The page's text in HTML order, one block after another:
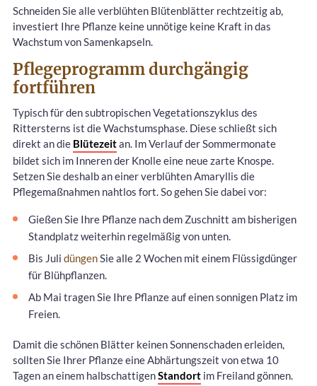
Schneiden Sie alle verblühten Blütenblätter rechtzeitig ab,
investiert Ihre Pflanze keine unnötige keine Kraft in das
Wachstum von Samenkapseln.
Pflegeprogramm durchgängig
fortführen
Typisch für den subtropischen Vegetationszyklus des
Rittersterns ist die Wachstumsphase. Diese schließt sich
direkt an die Blütezeitan. Im Verlauf der Sommermonate
bildet sich im Inneren der Knolle eine neue zarte Knospe.
Setzen Sie deshalb an einer verblühten Amaryllis die
Pflegemaßnahmen nahtlos fort. So gehen Sie dabei vor:
Gießen Sie Ihre Pflanze nach dem Zuschnitt am bisherigen
Standplatz weiterhin regelmäßig von unten.
Bis Juli düngenSie alle 2 Wochen mit einem Flüssigdünger
für Blühpflanzen.
Ab Mai tragen Sie Ihre Pflanze auf einen sonnigen Platz im
Freien.
Damit die schönen Blätter keinen Sonnenschaden erleiden,
sollten Sie Ihrer Pflanze eine Abhärtungszeit von etwa 10
Tagen an einem halbschattigenStandort im Freiland gönnen.